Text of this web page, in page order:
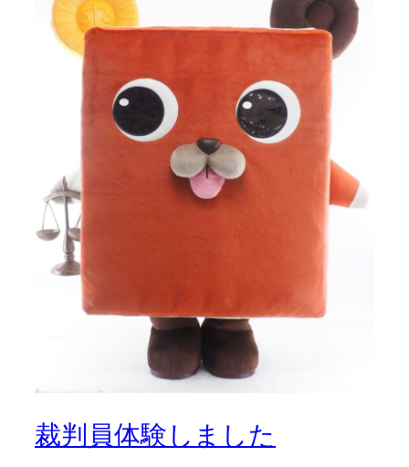
裁判員体験しました